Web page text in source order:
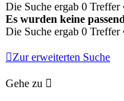
Die Suche ergab 0 Treffer
Es wurden keine
Die Suche ergab 0 Treffer
Zur erweiterten Suche
Gehe zu